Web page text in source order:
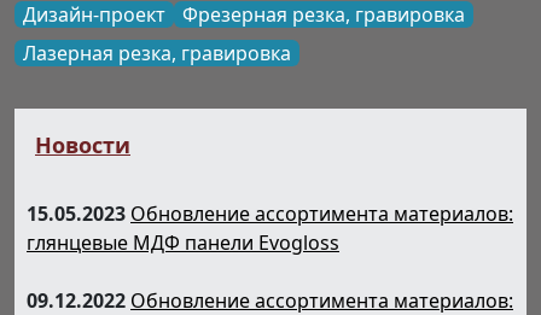
Дизайн-проект
Фрезерная резка, гравировка
Лазерная резка, гравировка
Новости
15.05.2023 Обновление ассортимента материалов:
глянцевые МДФ панели Evogloss
09.12.2022 Обновление ассортимента материалов: